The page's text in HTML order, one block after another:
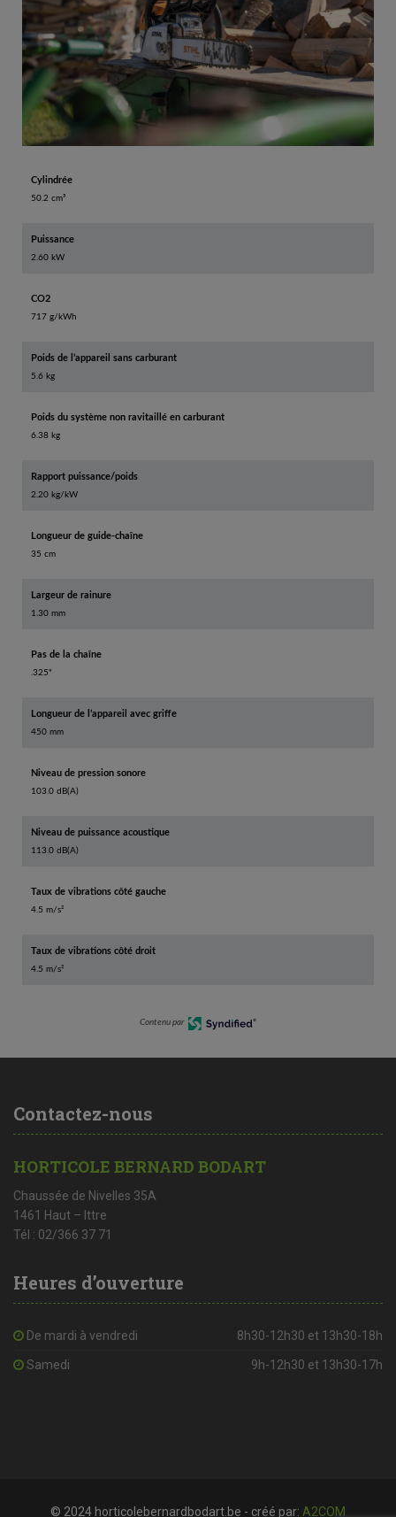
Cylindrée
50.2 cm³
Puissance
2.60 kW
CO2
717 g/kWh
Poids de l’appareil sans carburant
5.6 kg
Poids du système non ravitaillé en carburant
6.38 kg
Rapport puissance/poids
2.20 kg/kW
Longueur de guide-chaîne
35 cm
Largeur de rainure
1.30 mm
Pas de la chaîne
.325"
Longueur de l’appareil avec griffe
450 mm
Niveau de pression sonore
103.0 dB(A)
Niveau de puissance acoustique
113.0 dB(A)
Taux de vibrations côté gauche
4.5 m/s²
Taux de vibrations côté droit
4.5 m/s²
Contenu par
Contactez-nous
HORTICOLE BERNARD BODART
Chaussée de Nivelles 35A
1461 Haut – Ittre
Tél : 02/366 37 71
Heures d’ouverture
De mardi à vendredi 8h30-12h30 et 13h30-18h
Samedi 9h-12h30 et 13h30-17h
© 2024 horticolebernardbodart.be - créé par: A2COM